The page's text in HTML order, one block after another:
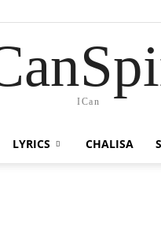
ICan
LYRICS CHALISA